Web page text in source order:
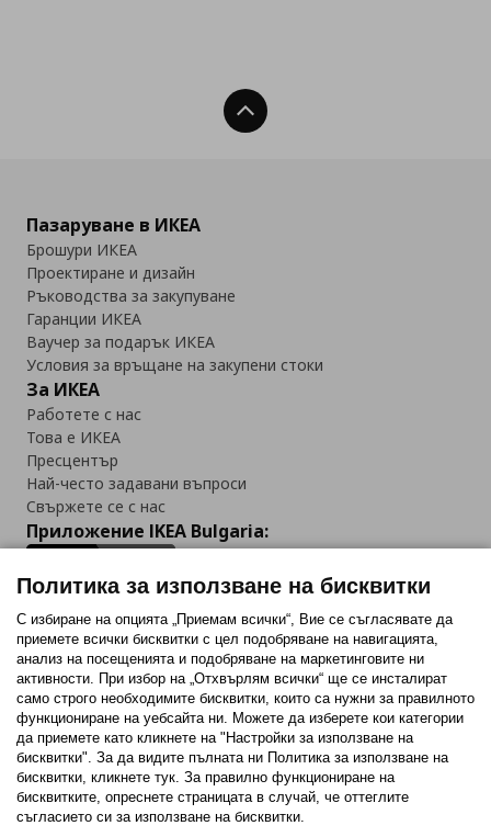
Нагоре
Пазаруване в ИКЕА
Брошури ИКЕА
Проектиране и дизайн
Ръководства за закупуване
Гаранции ИКЕА
Ваучер за подарък ИКЕА
Условия за връщане на закупени стоки
За ИКЕА
Работете с нас
Това е ИКЕА
Пресцентър
Най-често задавани въпроси
Свържете се с нас
Приложение IKEA Bulgaria:
Последвайте ни:
FacebookTwitterYoutubePinterestInstagram
Политика за използване на бисквитки (Cookies)
Политика за използване на бисквитки
С избиране на опцията „Приемам всички“, Вие се съгласявате да
приемете всички бисквитки с цел подобряване на навигацията,
анализ на посещенията и подобряване на маркетинговите ни
активности. При избор на „Отхвърлям всички“ ще се инсталират
само строго необходимитe бисквитки, които са нужни за правилното
функциониране на уебсайта ни. Можете да изберете кои категории
да приемете като кликнете на "Настройки за използване на
бисквитки". За да видите пълната ни Политика за използване на
бисквитки, кликнете тук. За правилно функциониране на
бисквитките, опреснете страницата в случай, че оттеглите
съгласието си за използване на бисквитки.